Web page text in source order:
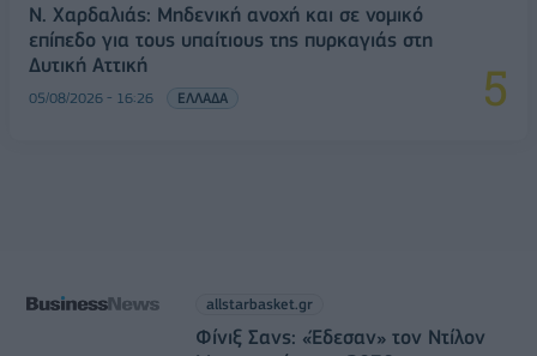
Ν. Χαρδαλιάς: Μηδενική ανοχή και σε νομικό
επίπεδο για τους υπαίτιους της πυρκαγιάς στη
Δυτική Αττική
05/08/2026 - 16:26 ΕΛΛΑΔΑ
allstarbasket.gr
Φίνιξ Σανς: «Έδεσαν» τον Ντίλον